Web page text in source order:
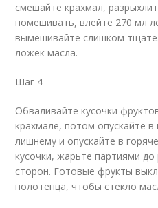
смешайте крахмал,
помешивать, влейте 270 мл
вымешивайте слишком
ложек масла.
Шаг 4
Обваливайте кусочки
крахмале, потом опускайте в
лишнему и опускайте в
кусочки, жарьте партиями
сторон. Готовые фрукты
полотенца, чтобы стекло